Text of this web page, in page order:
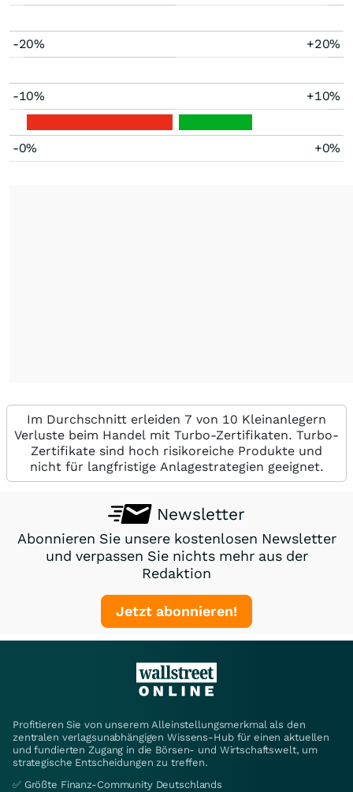
-20% +20%
-10% +10%
-0% +0%
Im Durchschnitt erleiden 7 von 10 Kleinanlegern
Verluste beim Handel mit Turbo-Zertifikaten. Turbo-
Zertifikate sind hoch risikoreiche Produkte und
nicht für langfristige Anlagestrategien geeignet.
Newsletter
Abonnieren Sie unsere kostenlosen Newsletter
und verpassen Sie nichts mehr aus der
Redaktion
Jetzt abonnieren!
Profitieren Sie von unserem Alleinstellungsmerkmal als den
zentralen verlagsunabhängigen Wissens-Hub für einen aktuellen
und fundierten Zugang in die Börsen- und Wirtschaftswelt, um
strategische Entscheidungen zu treffen.
✅ Größte Finanz-Community Deutschlands